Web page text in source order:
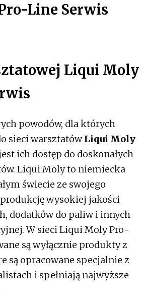
Line Serwis
Liqui Moly
powodów, dla których
sieci warsztatówLiqui Moly
ich dostęp do doskonałych
Liqui Moly to niemiecka
świecie ze swojego
wysokiej jakości
dodatków do paliw i innych
W sieci Liqui Moly Pro-
są wyłącznie produkty z
są opracowane specjalnie z
i spełniają najwyższe